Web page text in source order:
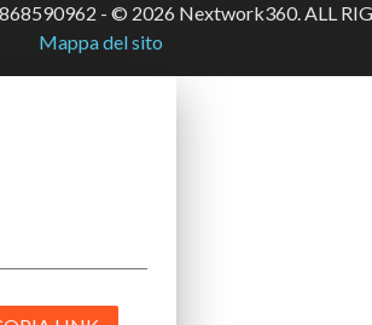
- © 2026 Nextwork360. ALL
Mappa del sito